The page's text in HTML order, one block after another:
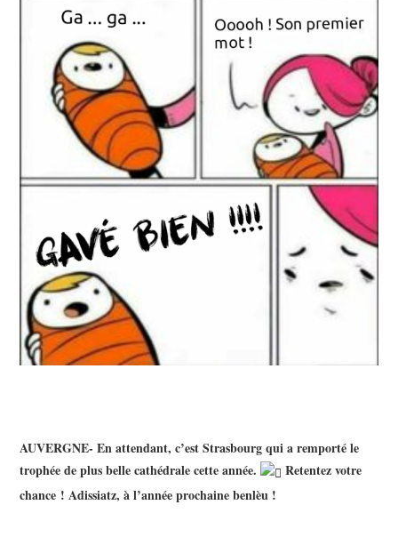
AUVERGNE- En attendant, c’est Strasbourg qui a remporté le
trophée de plus belle cathédrale cette année.
Retentez votre
chance ! Adissiatz, à l’année prochaine benlèu !